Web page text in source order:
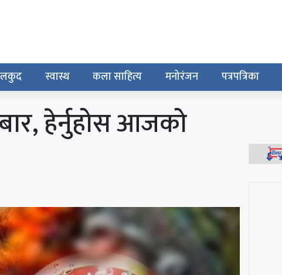
स्वास्थ कला साहित्य मनोरंजन पत्रपत्रिका
हेर्नुहोस आजको